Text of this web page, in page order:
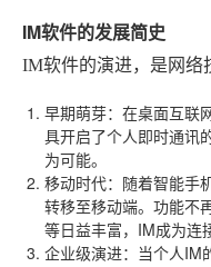
IM软件的发展简史
IM软件的演进，是网络
早期萌芽：在桌面互联
具开启了个人即时通讯
为可能。
移动时代：随着智能手
转移至移动端。功能不
等日益丰富，IM成为连
企业级演进：当个人IM